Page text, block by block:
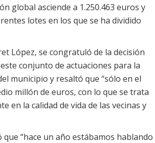
global asciende a 1.250.463 euros y
lotes en los que se ha dividido
López, se congratuló de la decisión
conjunto de actuaciones para la
municipio y resaltó que “sólo en el
millón de euros, con lo que se trata
en la calidad de vida de las vecinas y
“hace un año estábamos hablando